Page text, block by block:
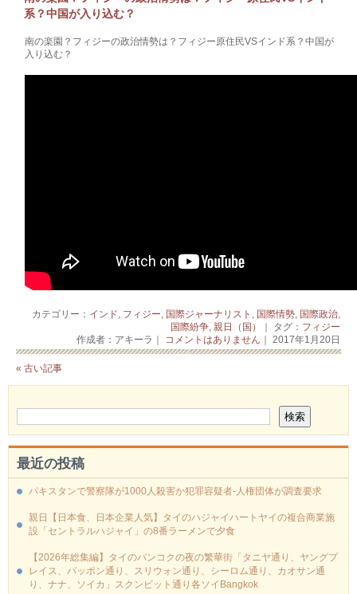
系？中国が入り込む？
南の楽園？フィジーの政治情勢は？フィジー原住民VSインド系？中国が
入り込む？
カテゴリー： インド, フィジー, 国際ジャーナリスト , 国際情勢, 国際政治,
国際紛争, 親日（国） ｜ タグ： フィジー
作成者：アキーラ｜ コメントはありません ｜ 2017年1月20日
« 古い記事
最近の投稿
パキスタンで警察隊が1000人殺害か犯罪容疑者-人権団体が調査要求
親日【日本食、日本企業人気】タイのハジャイハートヤイの複合商業施
設「セントラルハジャイ」の8番ラーメンで夕食
【2026年総集編】タイのバンコクの夜の繁華街「タニヤ通り、ヤングプ
レイス、パッポン通り、スリウォン通り、シーロム通り、カオサン通
り、ナナ、ソイカ」スクンビット通り各ソイBangkok